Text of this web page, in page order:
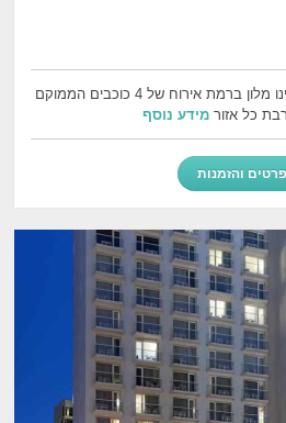
בית המלון מרקיור תל אביב הינו מלון ברמת אירוח של 4 כוכבים הממוקם
כל אזורמידע נוסף
והזמנות